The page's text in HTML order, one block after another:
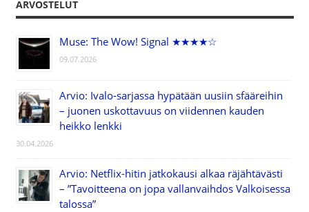
ARVOSTELUT
Muse: The Wow! Signal ★★★★☆
09.07.2026
Arvio: Ivalo-sarjassa hypätään uusiin sfääreihin
– juonen uskottavuus on viidennen kauden
heikko lenkki
30.04.2026
Arvio: Netflix-hitin jatkokausi alkaa räjähtävästi
– ”Tavoitteena on jopa vallanvaihdos Valkoisessa
talossa”